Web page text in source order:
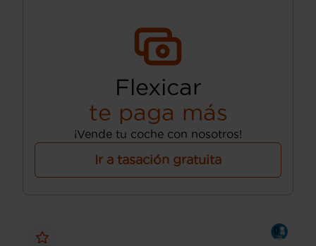
Flexicar
te paga más
¡Vende tu coche con nosotros!
Ir a tasación gratuita